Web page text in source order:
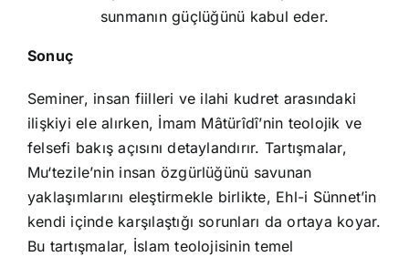
sunmanın güçlüğünü kabul eder.
Sonuç
Seminer, insan fiilleri ve ilahi kudret arasındaki
ilişkiyi ele alırken, İmam Mâtürîdî’nin teolojik ve
felsefi bakış açısını detaylandırır. Tartışmalar,
Mu‘tezile’nin insan özgürlüğünü savunan
yaklaşımlarını eleştirmekle birlikte, Ehl-i Sünnet’in
kendi içinde karşılaştığı sorunları da ortaya koyar.
Bu tartışmalar, İslam teolojisinin temel